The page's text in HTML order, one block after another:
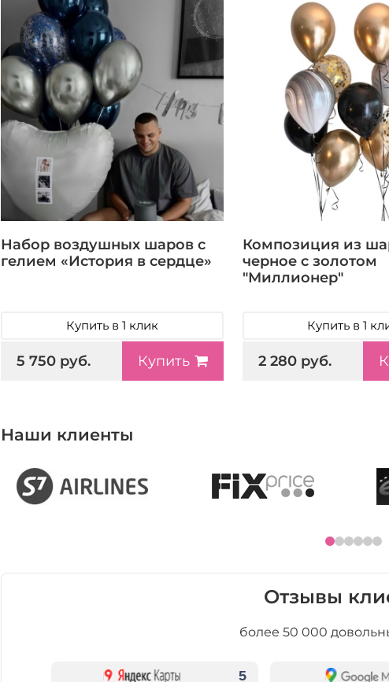
Набор воздушных шаров с
гелием «История в сердце»
Купить в 1 клик
5 750 руб. Купить
Композиция из
черное с золотом
"Миллионер"
Купить в 1
2 280 руб.
Наши клиенты
Отзывы
более 50 000
5